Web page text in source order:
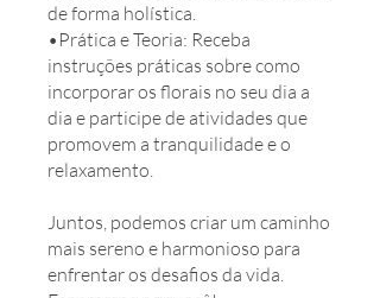
de forma holística.
•Prática e Teoria: Receba
instruções práticas sobre como
incorporar os florais no seu dia a
dia e participe de atividades que
promovem a tranquilidade e o
relaxamento.
Juntos, podemos criar um caminho
mais sereno e harmonioso para
enfrentar os desafios da vida.